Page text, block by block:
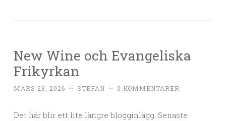
New Wine och Evangeliska
Frikyrkan
MARS 23, 2026 ~ STEFAN ~ 0 KOMMENTARER
Det här blir ett lite längre blogginlägg. Senaste